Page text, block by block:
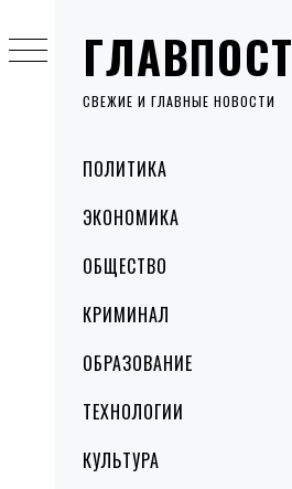
ГЛАВПОСТ
СВЕЖИЕ И ГЛАВНЫЕ НОВОСТИ
MenuПОЛИТИКА
ЭКОНОМИКА
ОБЩЕСТВО
КРИМИНАЛ
ОБРАЗОВАНИЕ
ТЕХНОЛОГИИ
КУЛЬТУРА
to
content